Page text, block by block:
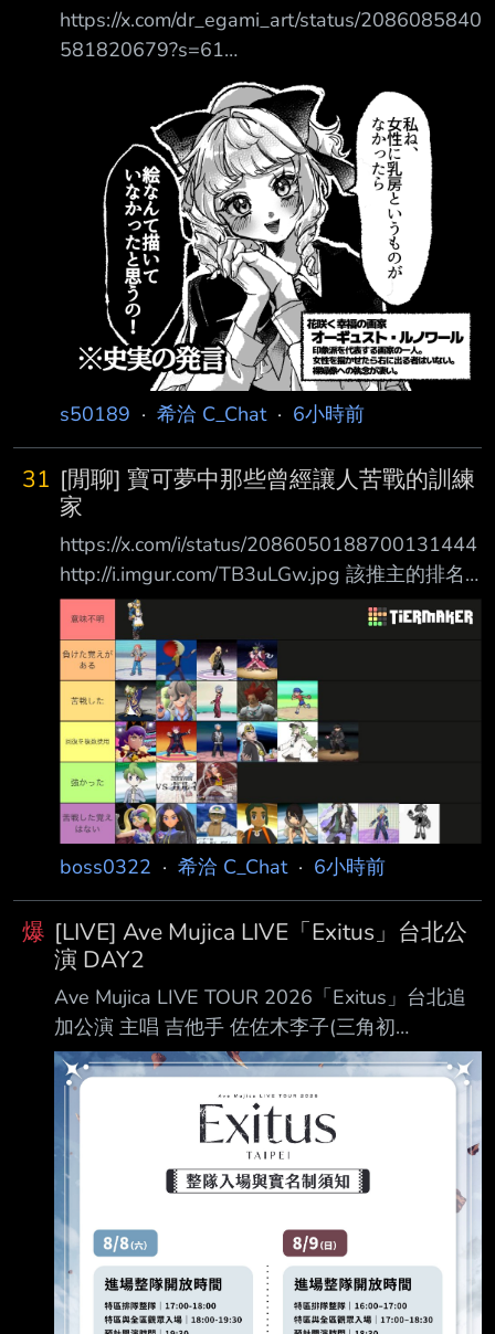
https://x.com/dr_egami_art/status/2086085840
581820679?s=61
https://i.imgur.com/E0eXaoY.png 「妳知道嗎，
如果女性沒有乳房這種東西的話，我大概就不會
去畫畫了！」 綻放幸福的畫家 奧古斯特·雷諾瓦
(Auguste Renoir) 印象派代表畫家之一。 在描繪
女性方面無人能出其右。 對裸體畫有著驚人的
執著。 https://i.imgur.com/Y0J0iec.png 皮耶-奧
古斯特·雷諾瓦（法語：Pierre-Aug
s50189 · 希洽 C_Chat· 6小時前
31 [閒聊] 寶可夢中那些曾經讓人苦戰的訓練
家
https://x.com/i/status/2086050188700131444
http://i.imgur.com/TB3uLGw.jpg 該推主的排名
（跟本人體感差不多） 從上到下 ［意義不
明］： 望羅（6+1外加這作系統很難用等級壓制
打過去） ［有輸過的記憶］： 白銀山RED（不
解釋）、競技場的爆炸頭（沒玩過）、 竹蘭
（不論是原版還是重製都是讓玩家苦戰的存在）
BW2冠軍愛麗絲 ［有過苦戰］： BW的反派魁
奇思、派帕（感覺是朱紫主線三條線中最強的）
珍鑽的悟松、寶可夢競技場的達基姆、短褲小子
（
boss0322 · 希洽 C_Chat· 6小時前
爆 [LIVE] Ave Mujica LIVE「Exitus」台北公
演 DAY2
Ave Mujica LIVE TOUR 2026「Exitus」台北追
加公演 主唱 吉他手 佐佐木李子(三角初
華/Doloris) 渡瀨結月 (若葉睦/Mortis) 高尾奏音
(豐川祥子/Oblivionis) 岡田夢以 (八幡海
鈴/Timoris) 米澤茜 (祐天寺若麥/Amoris) 開 演 資
訊 日期及時間 台灣時間2026/08/09(日) 18:30
開演 https://i.urusai.cc/A7Wnp.png 地點 國立體
https://i.u